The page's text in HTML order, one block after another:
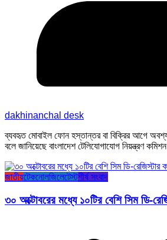
dakhinanchal desk
ব্যবহৃত মোবাইল ফোন হস্তান্তর বা বিক্রির আগে
বলে জানিয়েছে বাংলাদেশ টেলিযোগাযোগ নিয়ন্ত্রণ
জাতীয়টেকনোলজিলেটেস্টশীর্ষ সংবাদ
৩০ অক্টোবরের মধ্যে ১০টির বেশি সিম ডি-